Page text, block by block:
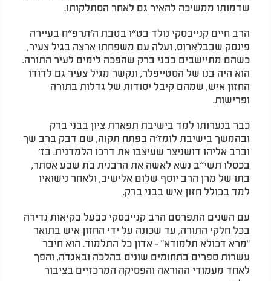
שדמותו ממשיכה להאיר גם לאחר הסתלקותו.
הרב חיים קנייבסקי נולד בט״ו בטבת ה׳תרפ״ח בעיירה
פינסק שבבלארוס, ועלה עם משפחתו ארצה בגיל צעיר,
כשהם מתיישבים בבני ברק שהפכה לימים לעיר התורה.
הוא היה בנו של הסטייפלר, ונקשר מגיל צעיר גם לדודו
החזון איש, שמהם קיבל יסודות של גדלות בתורה
ופרישות.
כבר בנערותו למד בישיבת תפארת ציון בבני ברק
ובהמשך בישיבת לומז׳ה בפתח תקוה, שם דבק ברב שך
וברב אליהו דושניצר שעיצבו את דרכו הלמדנית. בז׳
בכסלו תשי״ב נשא לאשה את הרבנית בת שבע אסתר,
בתו של מרן הרב יוסף שלום אלישיב, ולאחר נישואיו
למד בכולל חזון איש בבני ברק.
עם השנים התפרסם הרב קנייבסקי כבעל בקיאות נדירה
בכל חלקי התורה, עד שכונה על ידי החזון איש בתואר
“מרא דכולא תלמודא” - אדון כל התלמוד. הוא חיבר
עשרות ספרים בתחומים שונים בהלכה ובאגדה, והפך
לאחד מעמודי ההוראה והפסיקה המרכזיים בציבור